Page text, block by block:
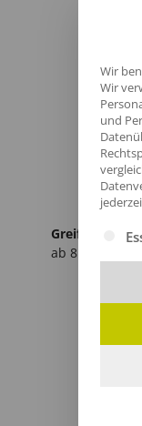
ab 81,85
Wir
Wir
und
Es